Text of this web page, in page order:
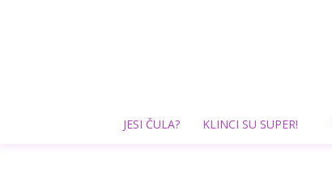
JESI ČULA? KLINCI SU SUPER!